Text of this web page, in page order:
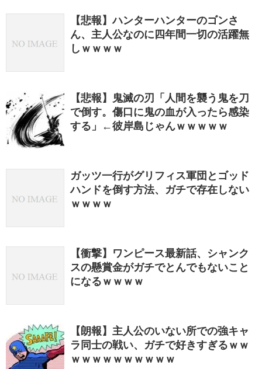
【悲報】ハンターハンターのゴンさ
ん、主人公なのに四年間一切の活躍無
しｗｗｗｗ
【悲報】鬼滅の刃「人間を襲う鬼を刀
で倒す。傷口に鬼の血が入ったら感染
する」←彼岸島じゃんｗｗｗｗｗ
ガッツ一行がグリフィス軍団とゴッド
ハンドを倒す方法、ガチで存在しない
ｗｗｗｗ
【衝撃】ワンピース最新話、シャンク
スの懸賞金がガチでとんでもないこと
になるｗｗｗｗ
【朗報】主人公のいない所での強キャ
ラ同士の戦い、ガチで好きすぎるｗｗ
ｗｗｗｗｗｗｗｗｗｗ